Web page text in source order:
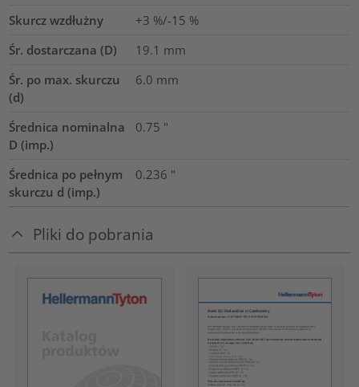
Skurcz wzdłużny
+3 %/-15 %
Śr. dostarczana (D)
19.1 mm
Śr. po max. skurczu
(d)
6.0 mm
Średnica nominalna
D (imp.)
0.75 "
Średnica po pełnym
skurczu d (imp.)
0.236 "
Pliki do pobrania